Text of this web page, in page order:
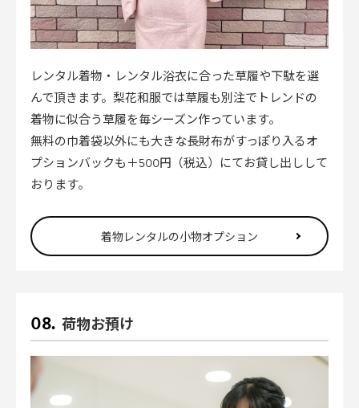
レンタル着物・レンタル浴衣に合った草履や下駄を選
んで頂きます。梨花和服では草履も別注でトレンドの
着物に似合う草履を毎シーズン作っています。
無料の巾着袋以外にも大きな長財布がすっぽり入るオ
プションバックも＋500円（税込）にてお貸し出しして
おります。
着物レンタルの小物オプション
荷物お預け